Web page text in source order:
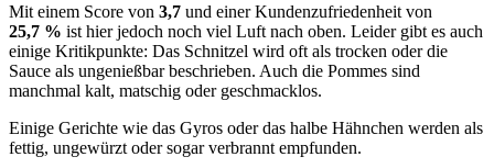
Mit einem Score von 3,7 und einer Kundenzufriedenheit von
25,7 % ist hier jedoch noch viel Luft nach oben. Leider gibt es auch
einige Kritikpunkte: Das Schnitzel wird oft als trocken oder die
Sauce als ungenießbar beschrieben. Auch die Pommes sind
manchmal kalt, matschig oder geschmacklos.
Einige Gerichte wie das Gyros oder das halbe Hähnchen werden als
fettig, ungewürzt oder sogar verbrannt empfunden.